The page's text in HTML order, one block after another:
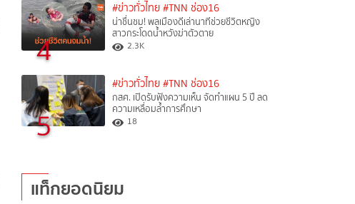
4
#ข่าวทั่วไทย #TNN ช่อง16
น่าชื่นชม! พลเมืองดีเล่านาทีช่วยชีวิตหญิง
สาวกระโดดน้ำหวังฆ่าตัวตาย
2.3K
5
#ข่าวทั่วไทย #TNN ช่อง16
กสศ. เปิดรับฟังความเห็น จัดทำแผน 5 ปี ลด
ความเหลื่อมล้ำการศึกษา
18
แท็กยอดนิยม